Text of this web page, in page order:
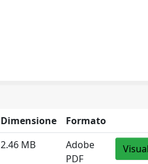
Dimensione Formato
2.46 MB
Adobe
PDF